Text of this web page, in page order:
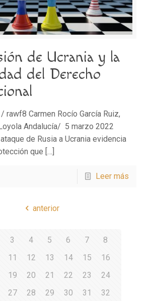
de Ucrania y la
del Derecho
rawf8 Carmen Rocío García Ruiz,
Andalucía/ 5 marzo 2022
de Rusia a Ucrania evidencia
que […]
Leer más
anterior
3 4 5 6 7
8
11 12 13 14 15
16
19 20 21 22 23
24
27 28 29 30 31
32